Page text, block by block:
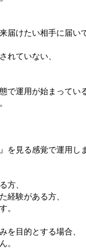
届けたい相手に届い
れていない、
で運用が始まってい
を見る感覚で運用し
方、
経験がある方、
。
を目的とする場合、
。